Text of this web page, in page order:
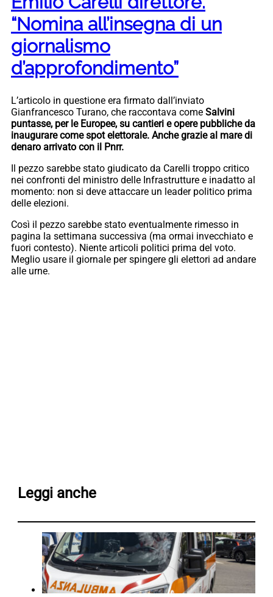
“Nomina all’insegna di un
giornalismo
d’approfondimento”
L’articolo in questione era firmato dall’inviato
Gianfrancesco Turano, che raccontava come Salvini
puntasse, per le Europee, su cantieri e opere pubbliche da
inaugurare come spot elettorale. Anche grazie al mare di
denaro arrivato con il Pnrr.
Il pezzo sarebbe stato giudicato da Carelli troppo critico
nei confronti del ministro delle Infrastrutture e inadatto al
momento: non si deve attaccare un leader politico prima
delle elezioni.
Così il pezzo sarebbe stato eventualmente rimesso in
pagina la settimana successiva (ma ormai invecchiato e
fuori contesto). Niente articoli politici prima del voto.
Meglio usare il giornale per spingere gli elettori ad andare
alle urne.
Leggi anche